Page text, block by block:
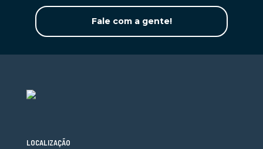
Fale com a gente!
LOCALIZAÇÃO